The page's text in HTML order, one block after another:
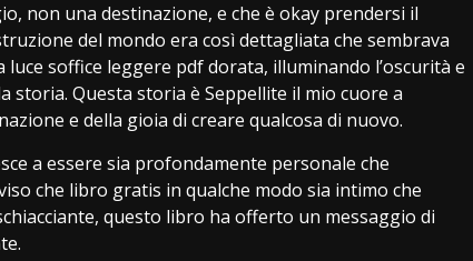
non una destinazione, e che è okay prendersi il
del mondo era così dettagliata che sembrava
soffice leggere pdf dorata, illuminando l’oscurità e
Questa storia è Seppellite il mio cuore a
e della gioia di creare qualcosa di nuovo.
a essere sia profondamente personale che
che libro gratis in qualche modo sia intimo che
questo libro ha offerto un messaggio di